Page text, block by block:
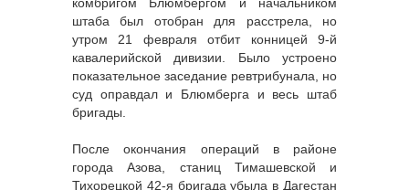
комбригом Блюмбергом и начальником
штаба был отобран для расстрела, но
утром 21 февраля отбит конницей 9-й
кавалерийской дивизии. Было устроено
показательное заседание ревтрибунала, но
суд оправдал и Блюмберга и весь штаб
бригады.
После окончания операций в районе
города Азова, станиц Тимашевской и
Тихорецкой 42-я бригада убыла в Дагестан